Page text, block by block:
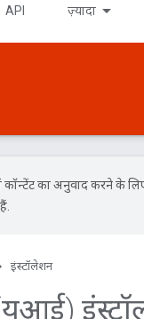
API ज़्यादा
का अनुवाद करने के
इंस्टॉलेशन